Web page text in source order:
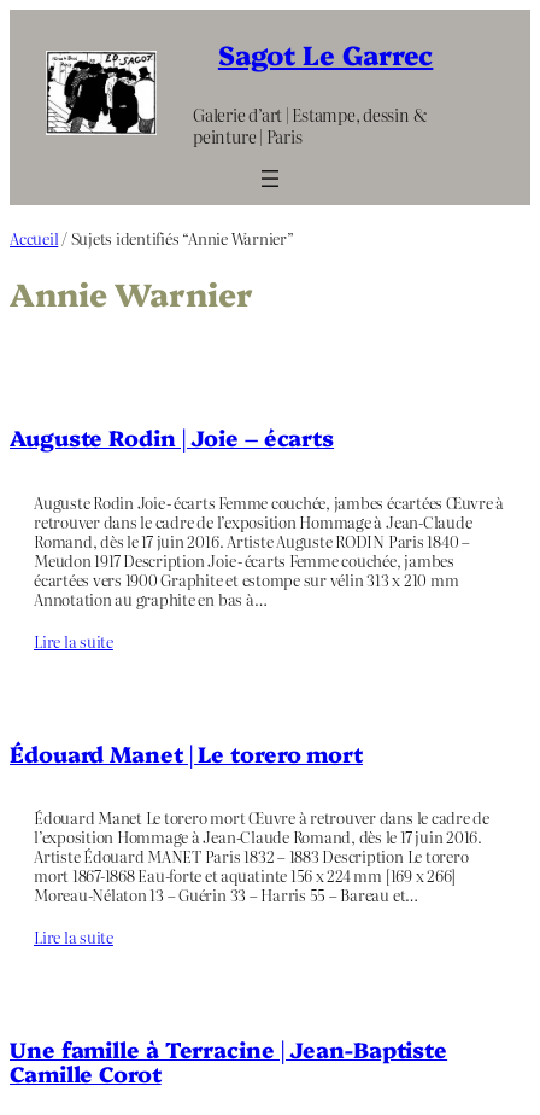
contenu
Sagot Le Garrec
Galerie d’art | Estampe, dessin &
peinture | Paris
Accueil / Sujets identifiés “Annie Warnier”
Annie Warnier
Auguste Rodin | Joie – écarts
Auguste Rodin Joie - écarts Femme couchée, jambes écartées Œuvre à
retrouver dans le cadre de l’exposition Hommage à Jean-Claude
Romand, dès le 17 juin 2016. Artiste Auguste RODIN Paris 1840 –
Meudon 1917 Description Joie - écarts Femme couchée, jambes
écartées vers 1900 Graphite et estompe sur vélin 313 x 210 mm
Annotation au graphite en bas à…
Lire la suite
Édouard Manet | Le torero mort
Édouard Manet Le torero mort Œuvre à retrouver dans le cadre de
l’exposition Hommage à Jean-Claude Romand, dès le 17 juin 2016.
Artiste Édouard MANET Paris 1832 – 1883 Description Le torero
mort 1867-1868 Eau-forte et aquatinte 156 x 224 mm [169 x 266]
Moreau-Nélaton 13 – Guérin 33 – Harris 55 – Bareau et…
Lire la suite
Une famille à Terracine | Jean-Baptiste
Camille Corot